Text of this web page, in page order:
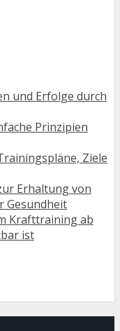
und Erfolge durch
Prinzipien
Ziele
Erhaltung von
Gesundheit
Krafttraining ab
ist